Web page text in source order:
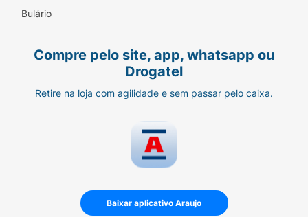
Bulário
Compre pelo site, app, whatsapp ou
Drogatel
Retire na loja com agilidade e sem passar pelo caixa.
Baixar aplicativo Araujo